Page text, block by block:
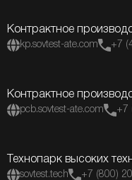
Контрактное
kp.sovtest-ate.com +7
Контрактное
pcb.sovtest-ate.com +7
Технопарк высоких
sovtest.tech +7 (800)